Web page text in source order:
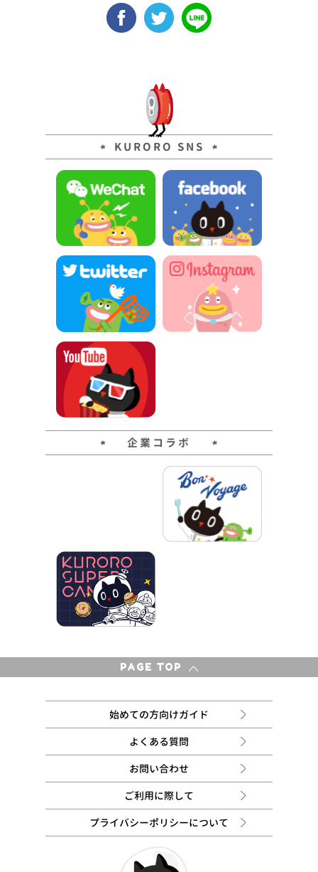
KURORO SNS
企業コラボ
PAGE TOP
始めての方向けガイド
よくある質問
お問い合わせ
ご利用に際して
プライバシーポリシーについて